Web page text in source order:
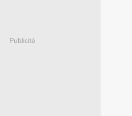
Publicité